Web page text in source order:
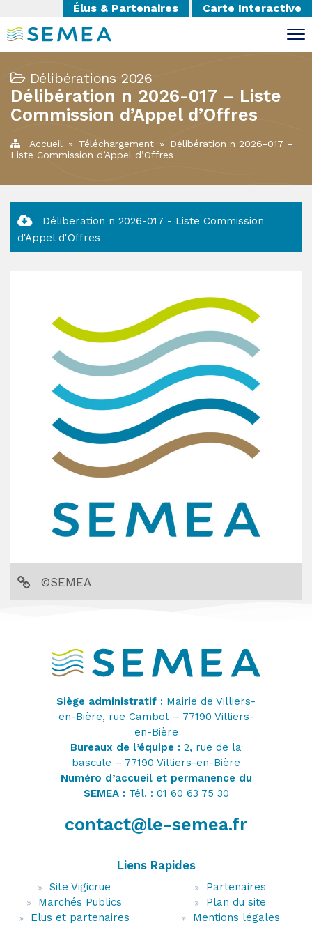
Élus & Partenaires Carte Interactive
Délibérations 2026
Délibération n 2026-017 – Liste
Commission d’Appel d’Offres
Accueil » Téléchargement »
Délibération n 2026-017 –
Liste Commission d’Appel d’Offres
Déliberation n 2026-017 - Liste Commission
d'Appel d'Offres
Partager la page sur :
©SEMEA
Siège administratif : Mairie de Villiers-
en-Bière, rue Cambot – 77190 Villiers-
en-Bière
Bureaux de l’équipe : 2, rue de la
bascule – 77190 Villiers-en-Bière
Numéro d’accueil et permanence du
SEMEA : Tél. : 01 60 63 75 30
contact@le-semea.fr
Liens Rapides
Site Vigicrue
Marchés Publics
Elus et partenaires
Partenaires
Plan du site
Mentions légales